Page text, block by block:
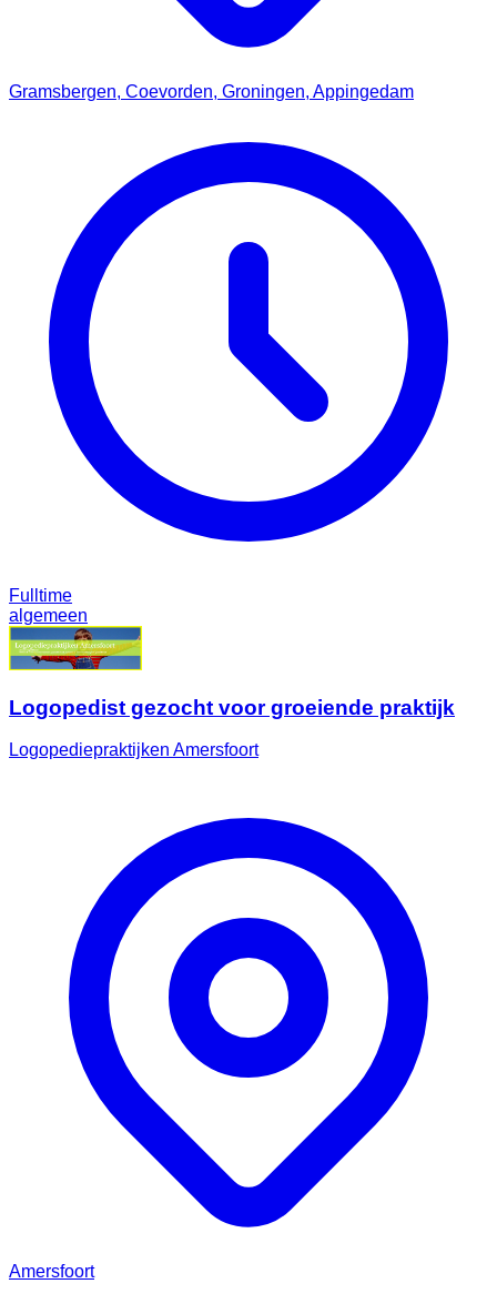
Gramsbergen, Coevorden, Groningen, Appingedam
Fulltime
algemeen
Logopedist gezocht voor groeiende praktijk
Logopediepraktijken Amersfoort
Amersfoort